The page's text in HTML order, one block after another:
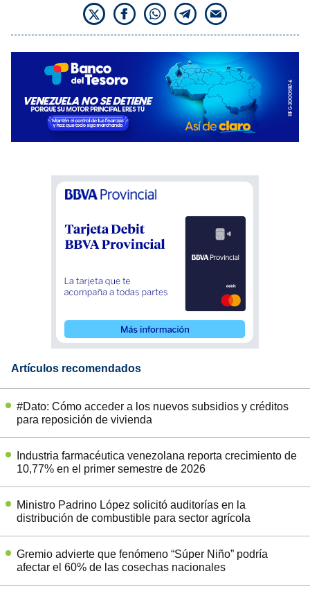
Artículos recomendados
#Dato: Cómo acceder a los nuevos subsidios y créditos
para reposición de vivienda
Industria farmacéutica venezolana reporta crecimiento de
10,77% en el primer semestre de 2026
Ministro Padrino López solicitó auditorías en la
distribución de combustible para sector agrícola
Gremio advierte que fenómeno “Súper Niño” podría
afectar el 60% de las cosechas nacionales